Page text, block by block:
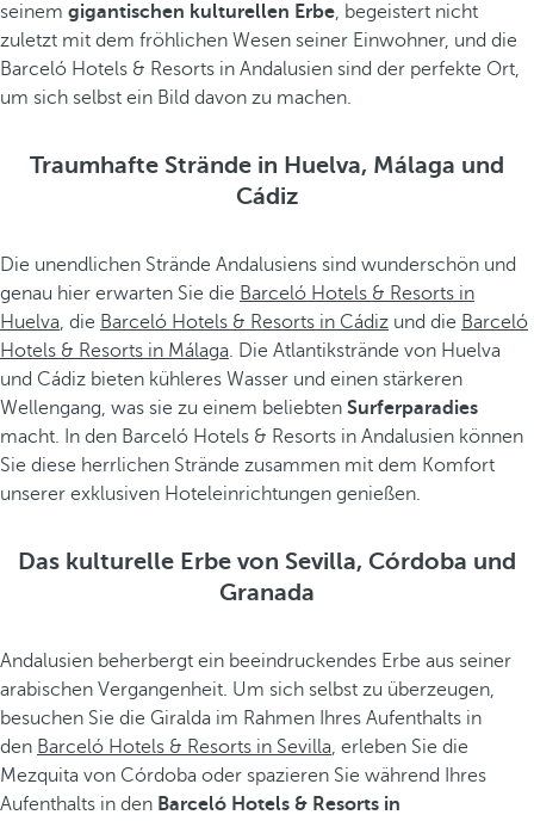
seinem gigantischen kulturellen Erbe, begeistert nicht
zuletzt mit dem fröhlichen Wesen seiner Einwohner, und die
Barceló Hotels & Resorts in Andalusien sind der perfekte Ort,
um sich selbst ein Bild davon zu machen.
Traumhafte Strände in Huelva, Málaga und
Cádiz
Die unendlichen Strände Andalusiens sind wunderschön und
genau hier erwarten Sie die Barceló Hotels & Resorts in
Huelva, die Barceló Hotels & Resorts in Cádiz und die Barceló
Hotels & Resorts in Málaga. Die Atlantikstrände von Huelva
und Cádiz bieten kühleres Wasser und einen stärkeren
Wellengang, was sie zu einem beliebten Surferparadies
macht. In den Barceló Hotels & Resorts in Andalusien können
Sie diese herrlichen Strände zusammen mit dem Komfort
unserer exklusiven Hoteleinrichtungen genießen.
Das kulturelle Erbe von Sevilla, Córdoba und
Granada
Andalusien beherbergt ein beeindruckendes Erbe aus seiner
arabischen Vergangenheit. Um sich selbst zu überzeugen,
besuchen Sie die Giralda im Rahmen Ihres Aufenthalts in
den Barceló Hotels & Resorts in Sevilla, erleben Sie die
Mezquita von Córdoba oder spazieren Sie während Ihres
Aufenthalts in den Barceló Hotels & Resorts in